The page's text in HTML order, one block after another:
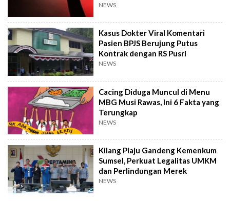
NEWS
Kasus Dokter Viral Komentari
Pasien BPJS Berujung Putus
Kontrak dengan RS Pusri
NEWS
Cacing Diduga Muncul di Menu
MBG Musi Rawas, Ini 6 Fakta yang
Terungkap
NEWS
Kilang Plaju Gandeng Kemenkum
Sumsel, Perkuat Legalitas UMKM
dan Perlindungan Merek
NEWS